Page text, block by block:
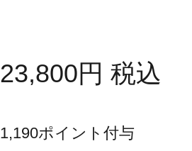
23,800円 税込
1,190ポイント付与